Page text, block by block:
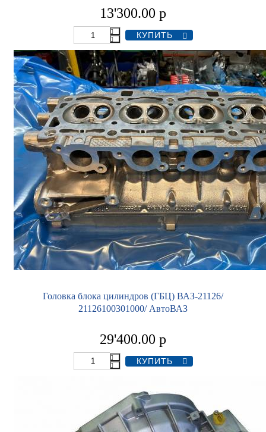
13'300.00 р
Головка блока цилиндров (ГБЦ) ВАЗ-21126/
21126100301000/ АвтоВАЗ
29'400.00 р